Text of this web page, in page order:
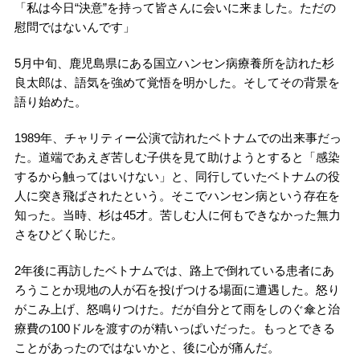
「私は今日“決意”を持って皆さんに会いに来ました。ただの
慰問ではないんです」
5月中旬、鹿児島県にある国立ハンセン病療養所を訪れた杉
良太郎は、語気を強めて覚悟を明かした。そしてその背景を
語り始めた。
1989年、チャリティー公演で訪れたベトナムでの出来事だっ
た。道端であえぎ苦しむ子供を見て助けようとすると「感染
するから触ってはいけない」と、同行していたベトナムの役
人に突き飛ばされたという。そこでハンセン病という存在を
知った。当時、杉は45才。苦しむ人に何もできなかった無力
さをひどく恥じた。
2年後に再訪したベトナムでは、路上で倒れている患者にあ
ろうことか現地の人が石を投げつける場面に遭遇した。怒り
がこみ上げ、怒鳴りつけた。だが自分とて雨をしのぐ傘と治
療費の100ドルを渡すのが精いっぱいだった。もっとできる
ことがあったのではないかと、後に心が痛んだ。